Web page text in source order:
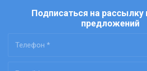
Подписаться на
предложений